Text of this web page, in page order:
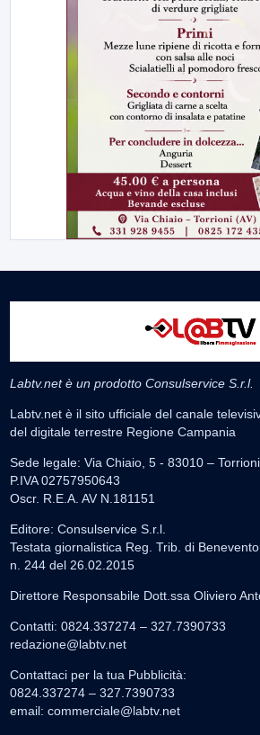
Labtv.net è un prodotto Consulservice S.r.l.
Labtv.net è il sito ufficiale del canale
del digitale terrestre Regione Campania
Sede legale: Via Chiaio, 5 - 83010 –
P.IVA 02757950643
Oscr. R.E.A. AV N.181151
Editore: Consulservice S.r.l.
Testata giornalistica Reg. Trib. di Benevento
n. 244 del 26.02.2015
Direttore Responsabile Dott.ssa Oliviero
Contatti: 0824.337274 – 327.7390733
redazione@labtv.net
Contattaci per la tua Pubblicità:
0824.337274 – 327.7390733
email: commerciale@labtv.net